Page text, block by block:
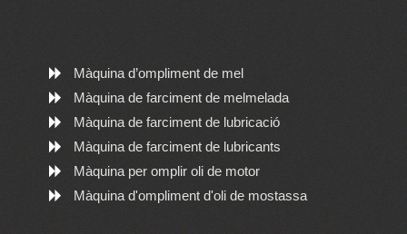
Màquina d’ompliment de mel
Màquina de farciment de melmelada
Màquina de farciment de lubricació
Màquina de farciment de lubricants
Màquina per omplir oli de motor
Màquina d'ompliment d'oli de mostassa